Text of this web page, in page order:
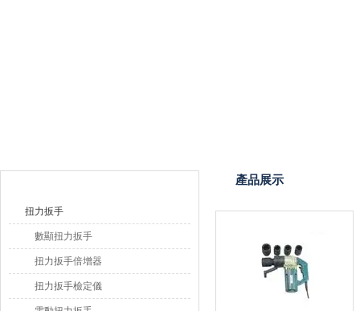
扭力扳手
數顯扭力扳手
扭力扳手倍增器
扭力扳手檢定儀
產品展示